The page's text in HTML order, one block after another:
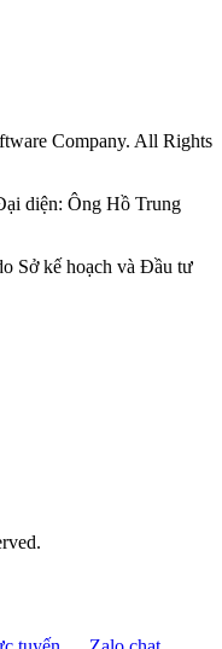
Company. All Rights
diện: Ông Hồ Trung
Sở kế hoạch và Đầu tư